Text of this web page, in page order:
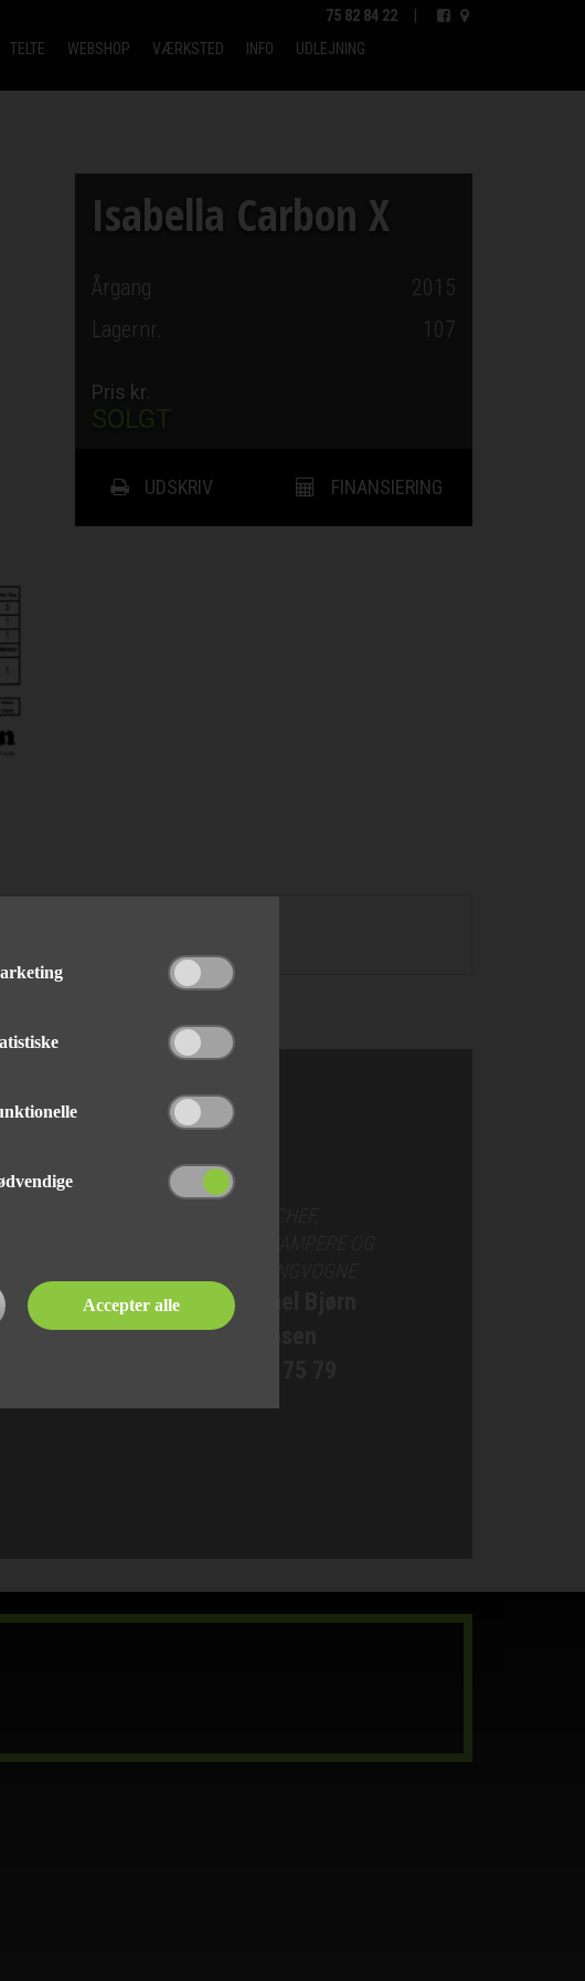
75 82 84 22
TELTE WEBSHOP VÆRKSTED INFO UDLEJNING
Isabella Carbon X
Årgang
2015
Lagernr.
107
Pris kr.
SOLGT
UDSKRIV FINANSIERING
Michael Bjørn
Jakobsen
Accepter alle